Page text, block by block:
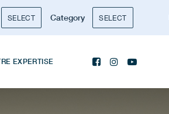
SELECT Category SELECT
EXPERTISE